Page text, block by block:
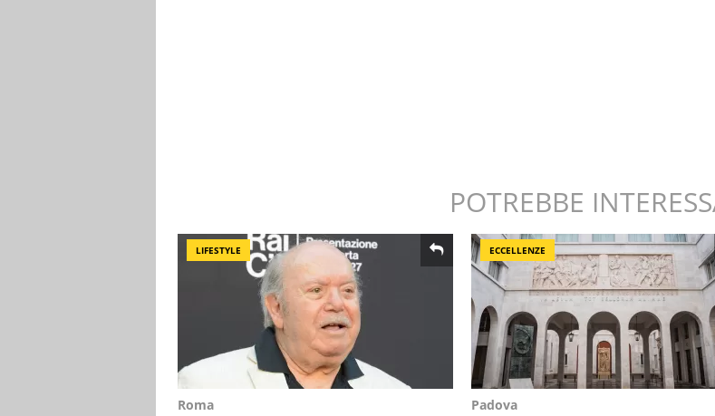
POTREBBE
LIFESTYLE
Roma
ECCELLENZE
Padova